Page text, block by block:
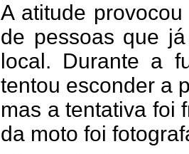
A atitude
de pessoas que
local. Durante a
tentou esconder a
mas a tentativa foi
da moto foi